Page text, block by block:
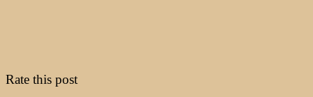
Rate this post